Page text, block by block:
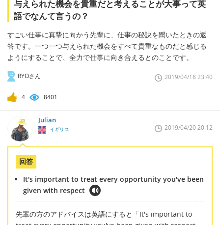
与えられた機会を貴重だと考えることが大事って英
語でなんて言うの？
すごい仕事に真摯に向かう先輩に、仕事の秘訣を聞いたときの返
答です。一つ一つ与えられた機会をすべて貴重なものだと感じる
ようにすることで、全力で仕事に向き合えるとのことです。
RYOさん 2019/04/18 23:40
4 8401
Julian
イギリス 2019/04/20 20:12
回答
It's important to treat every opportunity you've been
given with respect
先輩の方のアドバイスは英語にすると「It's important to